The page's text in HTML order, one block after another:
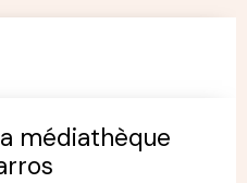
médiathèque